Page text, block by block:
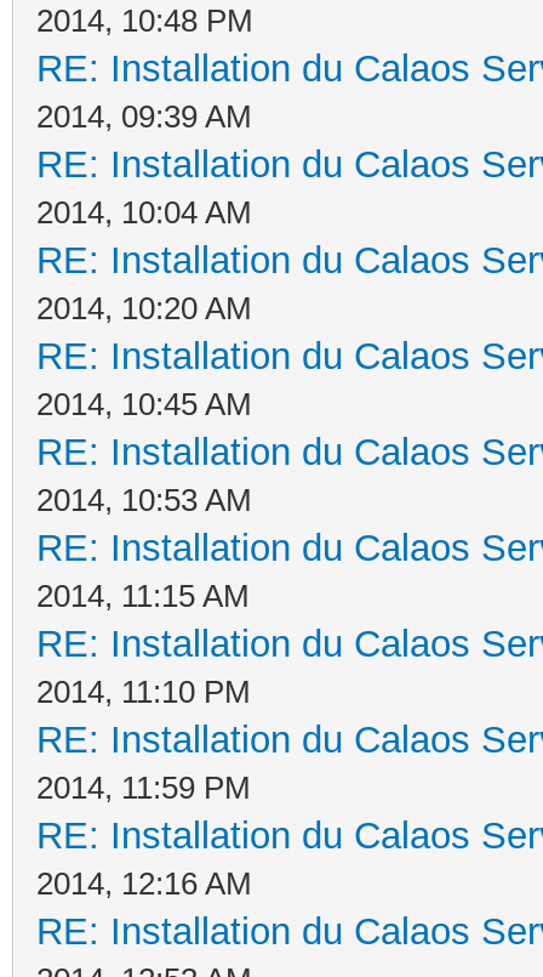
2014, 10:48 PM
RE: Installation du Calaos
2014, 09:39 AM
RE: Installation du Calaos
2014, 10:04 AM
RE: Installation du Calaos
2014, 10:20 AM
RE: Installation du Calaos
2014, 10:45 AM
RE: Installation du Calaos
2014, 10:53 AM
RE: Installation du Calaos
2014, 11:15 AM
RE: Installation du Calaos
2014, 11:10 PM
RE: Installation du Calaos
2014, 11:59 PM
RE: Installation du Calaos
2014, 12:16 AM
RE: Installation du Calaos